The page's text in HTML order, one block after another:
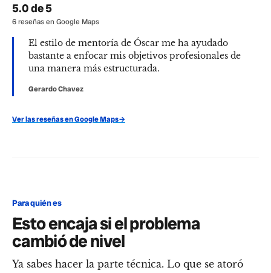
5.0 de 5
6 reseñas en Google Maps
El estilo de mentoría de Óscar me ha ayudado
bastante a enfocar mis objetivos profesionales de
una manera más estructurada.
Gerardo Chavez
Ver las reseñas en Google Maps→
Para quién es
Esto encaja si el problema
cambió de nivel
Ya sabes hacer la parte técnica. Lo que se atoró